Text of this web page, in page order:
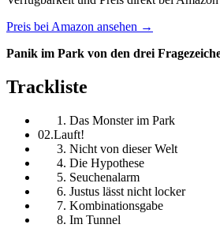
Preis bei Amazon ansehen →
Panik im Park von den drei
Trackliste
Das Monster im Park
02.Lauft!
Nicht von dieser Welt
Die Hypothese
Seuchenalarm
Justus lässt nicht locker
Kombinationsgabe
Im Tunnel